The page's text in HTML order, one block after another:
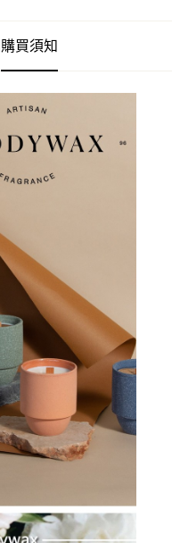
購買須知